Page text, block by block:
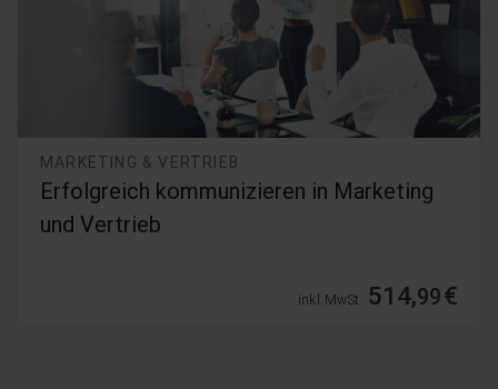
MARKETING & VERTRIEB
Erfolgreich kommunizieren in Marketing
und Vertrieb
inkl. MwSt. 514,99€